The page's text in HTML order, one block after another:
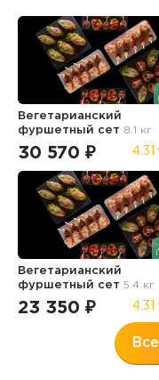
Вегетарианский
фуршетный сет 8.1 кг
30 570 ₽ 4.31
Вегетарианский
фуршетный сет5.4 кг
23 350 ₽ 4.31